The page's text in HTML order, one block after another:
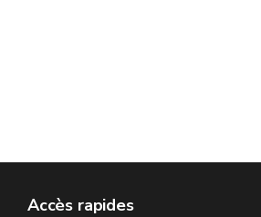
Accès rapides